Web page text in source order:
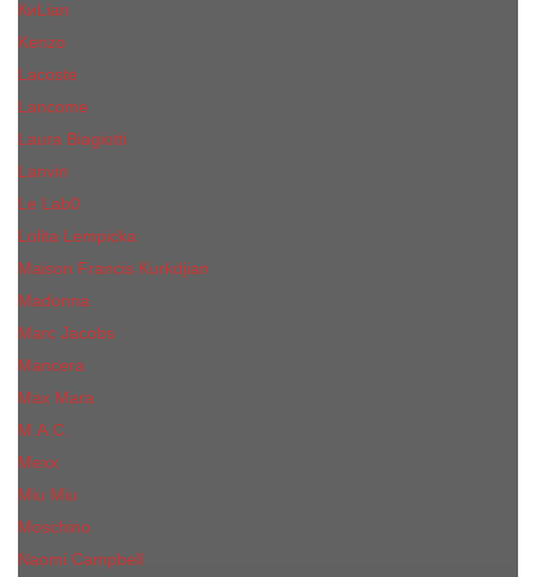
КиLian
Kenzo
Lacoste
Lancome
Laura Biagiotti
Lanvin
Lе Lab0
Lolita Lempicka
Maison Francis Kurkdjian
Madonna
Marc Jacobs
Mancera
Max Mara
M.А.C.
Mexx
Miu Miu
Mоsсhino
Naomi Campbell